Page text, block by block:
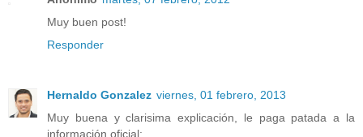
Muy buen post!
Responder
Hernaldo Gonzalez viernes, 01 febrero, 2013
Muy buena y clarisima explicación, le paga patada a la
información oficial: